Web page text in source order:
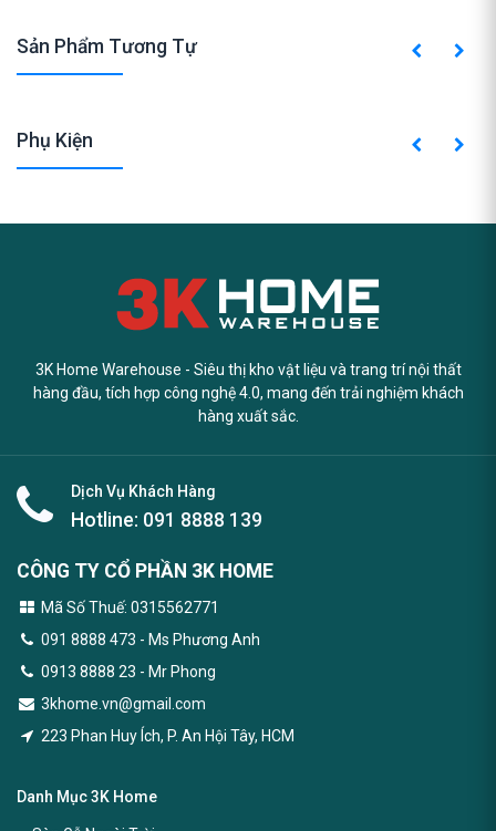
Sản Phẩm Tương Tự
Phụ Kiện
3K Home Warehouse - Siêu thị kho vật liệu và trang trí nội thất
hàng đầu, tích hợp công nghệ 4.0, mang đến trải nghiệm khách
hàng xuất sắc.
Dịch Vụ Khách Hàng
Hotline: 091 8888 139
CÔNG TY CỔ PHẦN 3K HOME
Mã Số Thuế: 0315562771
091 8888 473 - Ms Phương Anh
0913 8888 23 - Mr Phong
3khome.vn@gmail.com
223 Phan Huy Ích, P. An Hội Tây, HCM
Danh Mục 3K Home